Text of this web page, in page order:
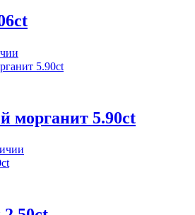
морганит 5.90ct